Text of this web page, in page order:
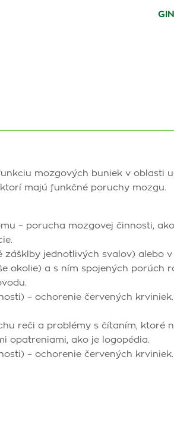
mozgových buniek v oblasti
majú funkčné poruchy mozgu.
– porucha mozgovej činnosti,
jednotlivých svalov) alebo v
okolie) a s ním spojených porúch
– ochorenie červených krviniek.
reči a problémy s čítaním, ktoré
opatreniami, ako je logopédia.
– ochorenie červených krviniek.